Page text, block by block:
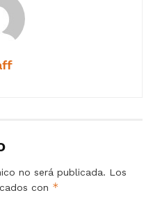
no será publicada. Los
con *